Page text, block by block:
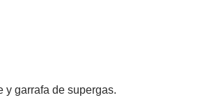
y garrafa de supergas.